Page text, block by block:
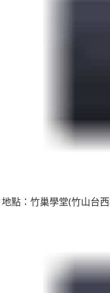
地點：竹巢學堂(竹山台